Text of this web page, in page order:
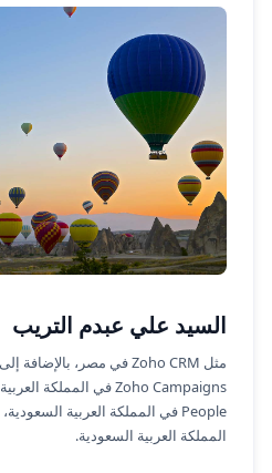
السيد علي عبدم التريب
المملكة العربية السعودية.